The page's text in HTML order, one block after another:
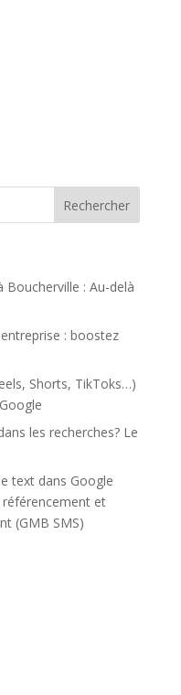
Boucherville : Au-delà
: boostez
Shorts, TikToks…)
les recherches? Le
text dans Google
et
(GMB SMS)